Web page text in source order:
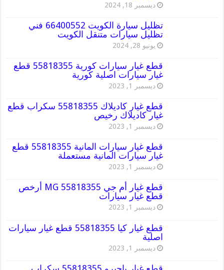
ديسمبر 18, 2024
تظليل سيارة الكويت 66400552 فني
تظليل سيارات متنقل الكويت
يونيو 28, 2024
قطع غيار سيارات كورية 55818355 قطع
غيار سيارات اصلية كورية
ديسمبر 1, 2023
قطع غيار كاديلاك 55818355 سكراب قطع
غيار كاديلاك رخيص
ديسمبر 1, 2023
قطع غيار سيارات المانية 55818355 قطع
غيار سيارات المانية مستعملة
ديسمبر 1, 2023
قطع غيار أم جي MG 55818355 أرخص
قطع غيار سيارات
ديسمبر 1, 2023
قطع غيار كيا 55818355 قطع غيار سيارات
اصلية
ديسمبر 1, 2023